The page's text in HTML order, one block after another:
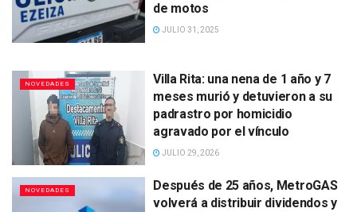
de motos
JULIO 31, 2025
NOVEDADES
Villa Rita: una nena de 1 año y 7
meses murió y detuvieron a su
padrastro por homicidio
agravado por el vínculo
JULIO 29, 2026
NOVEDADES
Después de 25 años, MetroGAS
volverá a distribuir dividendos y